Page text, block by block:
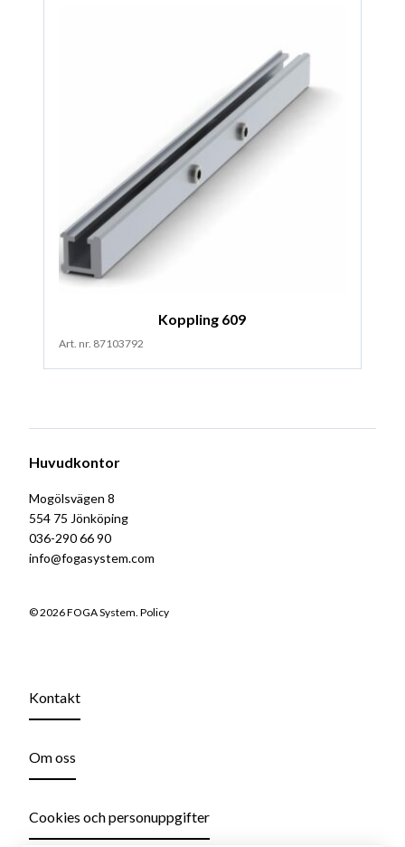
Koppling 609
Art. nr. 87103792
Huvudkontor
Mogölsvägen 8
554 75 Jönköping
036-290 66 90
info@fogasystem.com
© 2026 FOGA System. Policy
Kontakt
Om oss
Cookies och personuppgifter